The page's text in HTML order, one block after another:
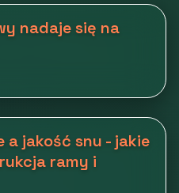
nadaje się na
jakość snu - jakie
ramy i